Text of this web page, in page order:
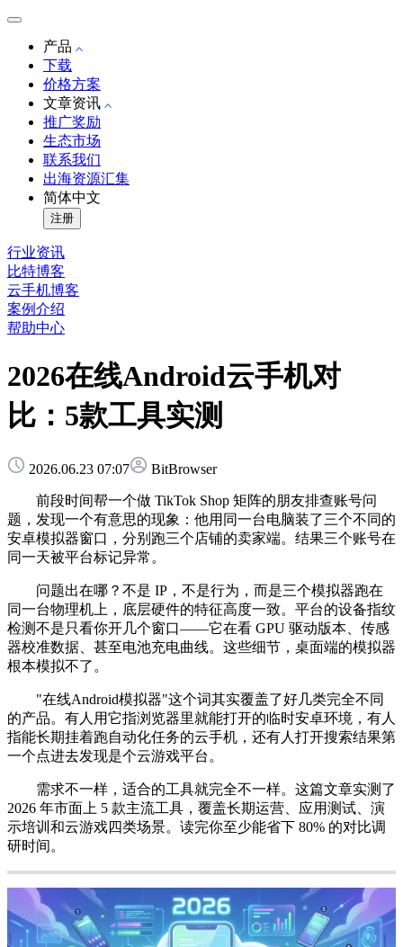
产品
下载
价格方案
文章资讯
推广奖励
生态市场
联系我们
出海资源汇集
简体中文
注册
行业资讯
比特博客
云手机博客
案例介绍
帮助中心
2026在线Android云手机对
比：5款工具实测
2026.06.23 07:07 BitBrowser
前段时间帮一个做 TikTok Shop 矩阵的朋友排查账号问
题，发现一个有意思的现象：他用同一台电脑装了三个不同的
安卓模拟器窗口，分别跑三个店铺的卖家端。结果三个账号在
同一天被平台标记异常。
问题出在哪？不是 IP，不是行为，而是三个模拟器跑在
同一台物理机上，底层硬件的特征高度一致。平台的设备指纹
检测不是只看你开几个窗口——它在看 GPU 驱动版本、传感
器校准数据、甚至电池充电曲线。这些细节，桌面端的模拟器
根本模拟不了。
"在线Android模拟器"这个词其实覆盖了好几类完全不同
的产品。有人用它指浏览器里就能打开的临时安卓环境，有人
指能长期挂着跑自动化任务的云手机，还有人打开搜索结果第
一个点进去发现是个云游戏平台。
需求不一样，适合的工具就完全不一样。这篇文章实测了
2026 年市面上 5 款主流工具，覆盖长期运营、应用测试、演
示培训和云游戏四类场景。读完你至少能省下 80% 的对比调
研时间。